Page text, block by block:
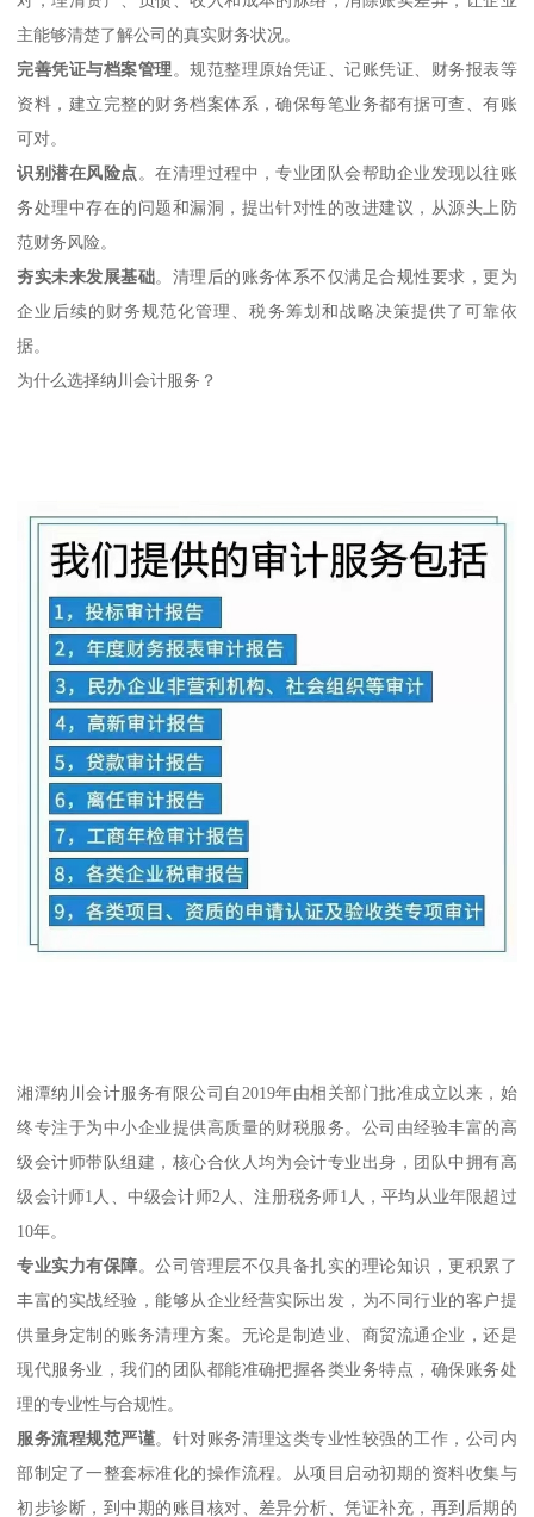
主能够清楚了解公司的真实财务状况。
完善凭证与档案管理。规范整理原始凭证、记账凭证、财务报表等
资料，建立完整的财务档案体系，确保每笔业务都有据可查、有账
可对。
识别潜在风险点。在清理过程中，专业团队会帮助企业发现以往账
务处理中存在的问题和漏洞，提出针对性的改进建议，从源头上防
范财务风险。
夯实未来发展基础。清理后的账务体系不仅满足合规性要求，更为
企业后续的财务规范化管理、税务筹划和战略决策提供了可靠依
据。
为什么选择纳川会计服务？
湘潭纳川会计服务有限公司自2019年由相关部门批准成立以来，始
终专注于为中小企业提供高质量的财税服务。公司由经验丰富的高
级会计师带队组建，核心合伙人均为会计专业出身，团队中拥有高
级会计师1人、中级会计师2人、注册税务师1人，平均从业年限超过
10年。
专业实力有保障。公司管理层不仅具备扎实的理论知识，更积累了
丰富的实战经验，能够从企业经营实际出发，为不同行业的客户提
供量身定制的账务清理方案。无论是制造业、商贸流通企业，还是
现代服务业，我们的团队都能准确把握各类业务特点，确保账务处
理的专业性与合规性。
服务流程规范严谨。针对账务清理这类专业性较强的工作，公司内
部制定了一整套标准化的操作流程。从项目启动初期的资料收集与
初步诊断，到中期的账目核对、差异分析、凭证补充，再到后期的